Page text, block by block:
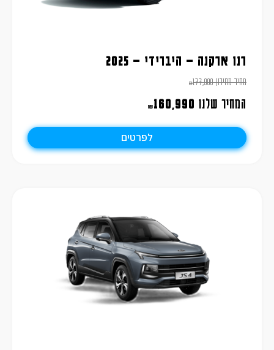
רנו ארקנה – היברידי – 2025
מחיר מחירון ₪177,900
המחיר שלנו ₪160,990
לפרטים